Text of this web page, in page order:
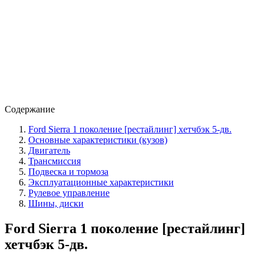
Содержание
Ford Sierra 1 поколение [рестайлинг] хетчбэк 5-дв.
Основные характеристики (кузов)
Двигатель
Трансмиссия
Подвеска и тормоза
Эксплуатационные характеристики
Рулевое управление
Шины, диски
Ford Sierra 1 поколение [рестайлинг]
хетчбэк 5-дв.